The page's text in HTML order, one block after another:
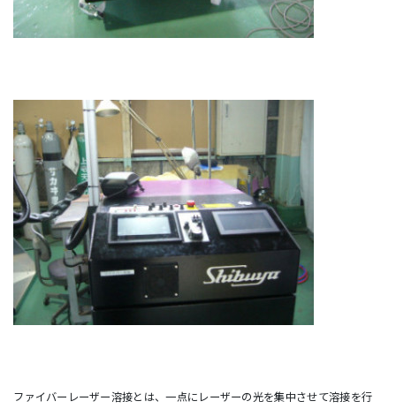
ファイバーレーザー溶接とは、一点にレーザーの光を集中させて溶接を行